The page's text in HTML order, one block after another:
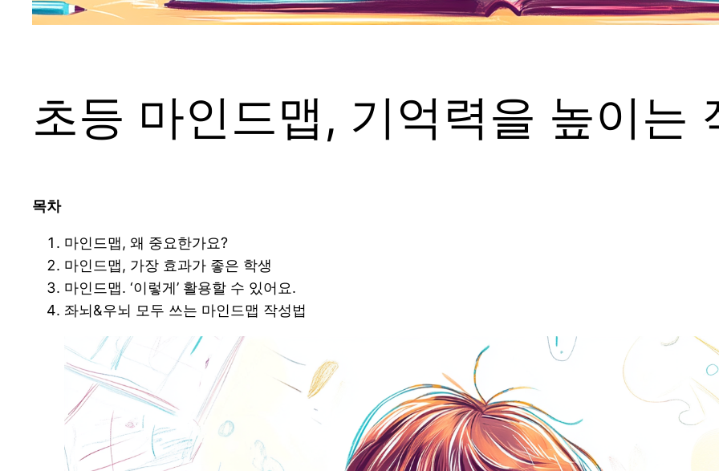
초등 마인드맵, 기억력을 높이는
목차
마인드맵, 왜 중요한가요?
마인드맵, 가장 효과가 좋은 학생
마인드맵. ‘이렇게’ 활용할 수 있어요.
좌뇌&우뇌 모두 쓰는 마인드맵 작성법